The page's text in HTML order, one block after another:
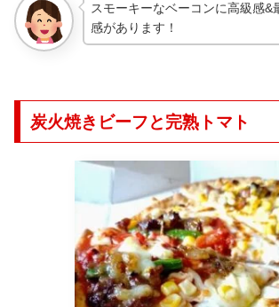
スモーキーなベーコンに高級感&
感があります！
炭火焼きビーフと完熟トマト